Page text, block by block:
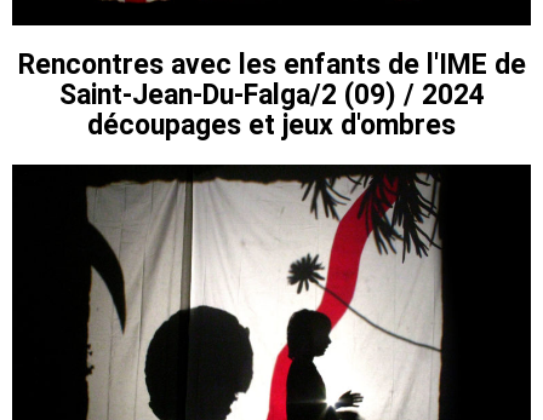
Rencontres avec les enfants de l'IME de
Saint-Jean-Du-Falga/2 (09) / 2024
découpages et jeux d'ombres